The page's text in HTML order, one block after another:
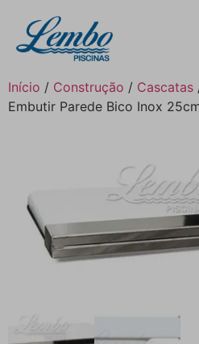
Início / Construção / Cascatas
Embutir Parede Bico Inox